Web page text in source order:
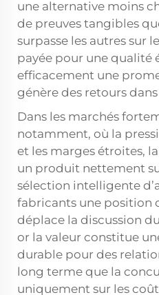
une alternative moins
de preuves tangibles
surpasse les autres sur
payée pour une qualité
efficacement une
génère des retours
Dans les marchés
notamment, où la
et les marges étroites,
un produit nettement
sélection intelligente
fabricants une position
déplace la discussion
or la valeur constitue
durable pour des
long terme que la
uniquement sur les